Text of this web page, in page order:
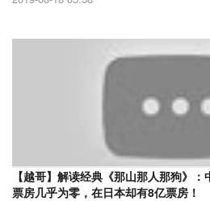
【越哥】解读经典《那山那人那狗》
票房几乎为零，在日本却有8亿票房！